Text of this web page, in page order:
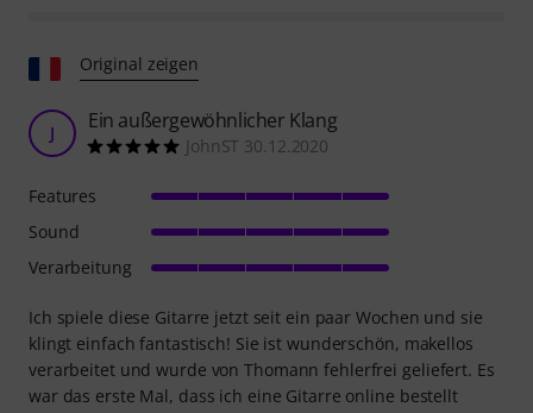
Original zeigen
J Ein außergewöhnlicher Klang
JohnST 30.12.2020
Ich spiele diese Gitarre jetzt seit ein paar Wochen und sie
klingt einfach fantastisch! Sie ist wunderschön, makellos
verarbeitet und wurde von Thomann fehlerfrei geliefert. Es
war das erste Mal, dass ich eine Gitarre online bestellt
Features
Sound
Verarbeitung